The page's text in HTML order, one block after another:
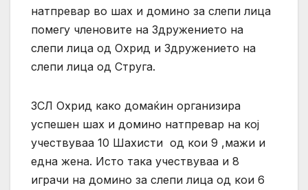
натпревар во шах и домино за слепи лица
помегу членовите на Здружението на
слепи лица од Охрид и Здружението на
слепи лица од Струга.
ЗСЛ Охрид како домаќин организира
успешен шах и домино натпревар на кој
учествуваа 10 Шахисти од кои 9 ,мажи и
една жена. Исто така учествуваа и 8
играчи на домино за слепи лица од кои 6